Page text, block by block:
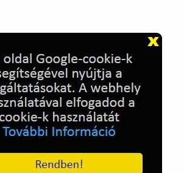
Hagymatikum | Makó fürdő
2022. Nov. 01.
Sándorfalva, Nádastó